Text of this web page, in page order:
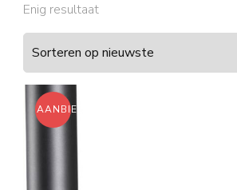
Enig resultaat
AANBIEDING!